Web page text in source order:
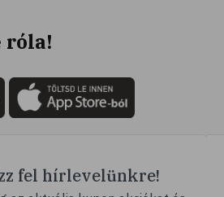
róla!
fel hírlevelünkre!